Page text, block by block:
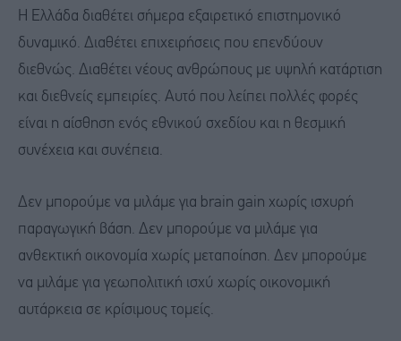
Η Ελλάδα διαθέτει σήμερα εξαιρετικό επιστημονικό
δυναμικό. Διαθέτει επιχειρήσεις που επενδύουν
διεθνώς. Διαθέτει νέoυς ανθρώπους με υψηλή κατάρτιση
και διεθνείς εμπειρίες. Αυτό που λείπει πολλές φορές
είναι η αίσθηση ενός εθνικού σχεδίου και η θεσμική
συνέχεια και συνέπεια.
Δεν μπορούμε να μιλάμε για brain gain χωρίς ισχυρή
παραγωγική βάση. Δεν μπορούμε να μιλάμε για
ανθεκτική οικονομία χωρίς μεταποίηση. Δεν μπορούμε
να μιλάμε για γεωπολιτική ισχύ χωρίς οικονομική
αυτάρκεια σε κρίσιμους τομείς.